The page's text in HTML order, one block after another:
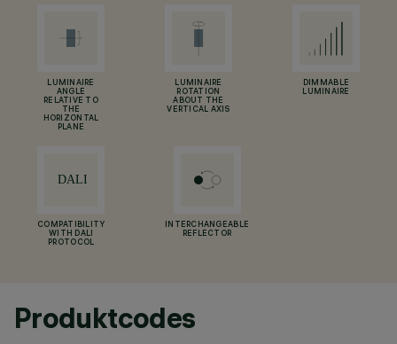
LUMINAIRE
ANGLE
RELATIVE TO
THE
HORIZONTAL
PLANE
LUMINAIRE
ROTATION
ABOUT THE
VERTICAL AXIS
DIMMABLE
LUMINAIRE
COMPATIBILITY
WITH DALI
PROTOCOL
INTERCHANGEABLE
REFLECTOR
Produktcodes